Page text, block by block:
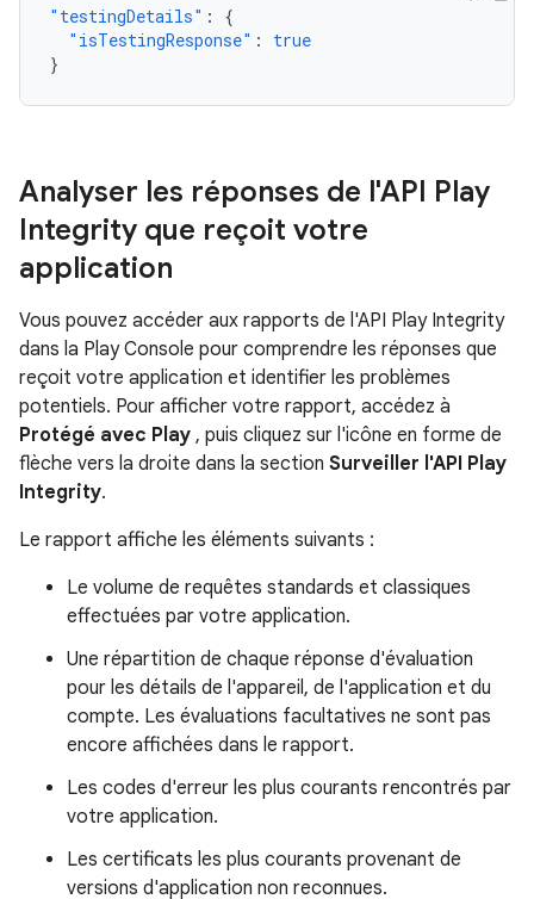
"testingDetails" :
{
"isTestingResponse" :
true
}
Analyser les réponses de l'API Play
Integrity que reçoit votre
application
Vous pouvez accéder aux rapports de l'API Play Integrity
dans la Play Console pour comprendre les réponses que
reçoit votre application et identifier les problèmes
potentiels. Pour afficher votre rapport, accédez à
Protégé avec Play , puis cliquez sur l'icône en forme de
flèche vers la droite dans la section Surveiller l'API Play
Integrity.
Le rapport affiche les éléments suivants :
Le volume de requêtes standards et classiques
effectuées par votre application.
Une répartition de chaque réponse d'évaluation
pour les détails de l'appareil, de l'application et du
compte. Les évaluations facultatives ne sont pas
encore affichées dans le rapport.
Les codes d'erreur les plus courants rencontrés par
votre application.
Les certificats les plus courants provenant de
versions d'application non reconnues.